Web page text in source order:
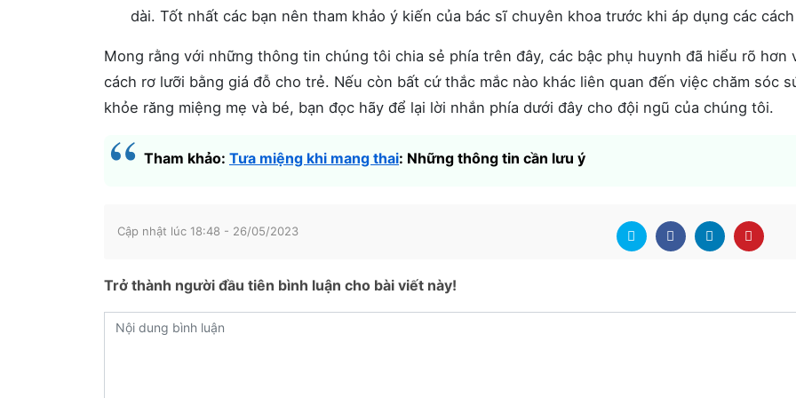
dài. Tốt nhất các bạn nên tham khảo ý kiến của bác sĩ chuyên khoa trước khi áp dụng các
Mong rằng với những thông tin chúng tôi chia sẻ phía trên đây, các bậc phụ huynh đã hiểu rõ hơn
cách rơ lưỡi bằng giá đỗ cho trẻ. Nếu còn bất cứ thắc mắc nào khác liên quan đến việc chăm sóc
khỏe răng miệng mẹ và bé, bạn đọc hãy để lại lời nhắn phía dưới đây cho đội ngũ của chúng tôi.
Tham khảo: Tưa miệng khi mang thai: Những thông tin cần lưu ý
Cập nhật lúc 18:48 - 26/05/2023
Trở thành người đầu tiên bình luận cho bài viết này!